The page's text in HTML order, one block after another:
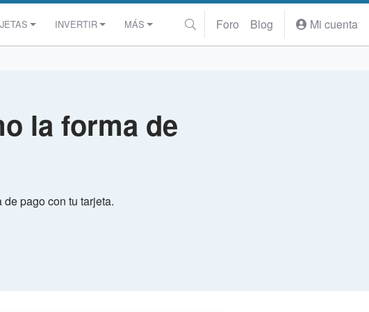
INVERTIR MÁS Foro Blog Mi cuenta
la forma de
pago con tu tarjeta.